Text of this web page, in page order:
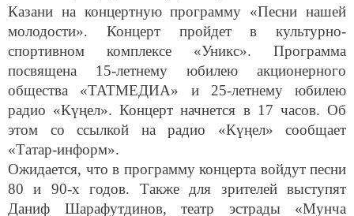
молодости». Концерт пройдет в культурно-
спортивном комплексе «Уникс». Программа
посвящена 15-летнему юбилею акционерного
общества «ТАТМЕДИА» и 25-летнему юбилею
радио «Күңел». Концерт начнется в 17 часов. Об
этом со ссылкой на радио «Күңел» сообщает
«Татар-информ».
Ожидается, что в программу концерта войдут песни
80 и 90-х годов. Также для зрителей выступят
Даниф Шарафутдинов, театр эстрады «Мунча
ташы», Сагит Гибашев, Зайнаб Фархутдинова,